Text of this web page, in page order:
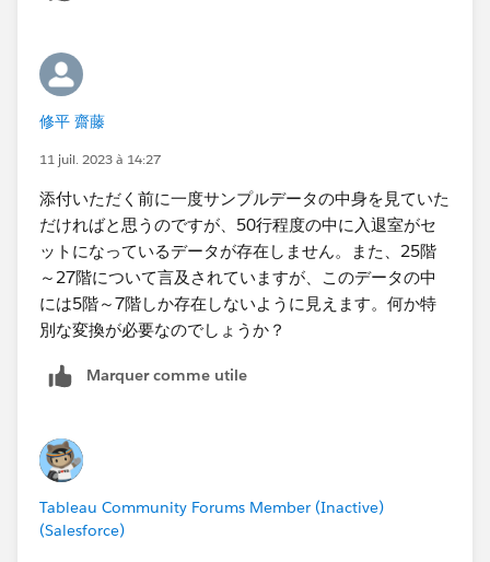
「どう配置したら見やすいか」というのは、どのような
目的で誰が見るのか（+見た人は何を把握しなければな
らなくて、見た後にどういった行動を取ることが期待さ
れるのか）によって全く変わりますので一概に言えませ
ん。「棒グラフで表示したい」とのことですが、なぜ棒
グラフを選択するのでしょうか？ そこを突き詰めてい
くと適した表現の形も見えてくると思います。
修平 齋藤
11 juil. 2023 à 14:27
添付いただく前に一度サンプルデータの中身を見ていた
だければと思うのですが、50行程度の中に入退室がセ
ットになっているデータが存在しません。また、25階
～27階について言及されていますが、このデータの中
には5階～7階しか存在しないように見えます。何か特
別な変換が必要なのでしょうか？
Marquer comme utile
Tableau Community Forums Member (Inactive)
(Salesforce)